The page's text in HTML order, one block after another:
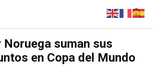
suman sus
en Copa del Mundo